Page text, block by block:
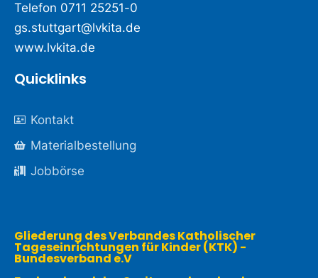
Telefon 0711 25251-0
gs.stuttgart@lvkita.de
www.lvkita.de
Quicklinks
Kontakt
Materialbestellung
Jobbörse
Gliederung des Verbandes Katholischer
Tageseinrichtungen für Kinder (KTK) -
Bundesverband e.V